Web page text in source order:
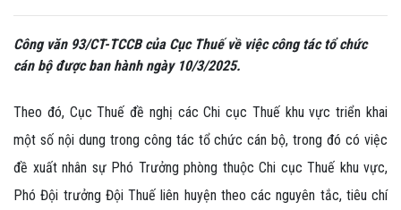
Công văn 93/CT-TCCB của Cục Thuế về việc công tác tổ chức
cán bộ được ban hành ngày 10/3/2025.
Theo đó, Cục Thuế đề nghị các Chi cục Thuế khu vực triển khai
một số nội dung trong công tác tổ chức cán bộ, trong đó có việc
đề xuất nhân sự Phó Trưởng phòng thuộc Chi cục Thuế khu vực,
Phó Đội trưởng Đội Thuế liên huyện theo các nguyên tắc, tiêu chí